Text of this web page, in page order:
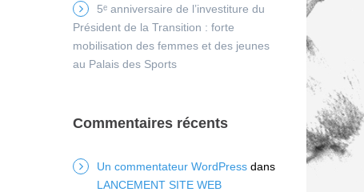
5ᵉ anniversaire de l’investiture du
Président de la Transition : forte
mobilisation des femmes et des jeunes
au Palais des Sports
Commentaires récents
Un commentateur WordPressdans
LANCEMENT SITE WEB